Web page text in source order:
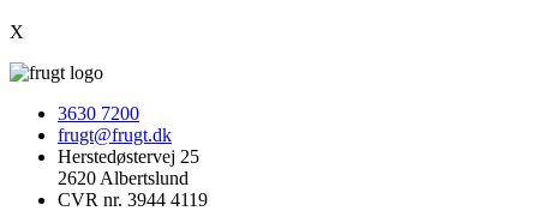
X
3630 7200
frugt@frugt.dk
Herstedøstervej 25
2620 Albertslund
CVR nr. 3944 4119